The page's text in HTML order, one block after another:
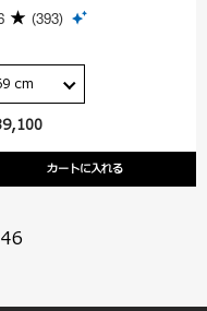
カートに入れる
(393)
cm
46